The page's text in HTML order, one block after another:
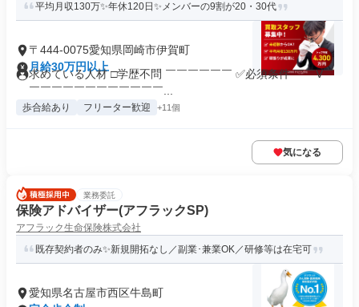
平均月収130万✨年休120日✨メンバーの9割が20・30代
〒444-0075愛知県岡崎市伊賀町
月給30万円以上
求めている人材 □学歴不問 ￣￣￣￣￣￣ ✅必須条件 ￣￣V￣
￣￣￣￣￣￣￣￣￣￣￣￣...
歩合給あり フリーター歓迎 +11個
気になる
業務委託
保険アドバイザー(アフラックSP)
アフラック生命保険株式会社
既存契約者のみ✨新規開拓なし／副業･兼業OK／研修等は在宅可
愛知県名古屋市西区牛島町